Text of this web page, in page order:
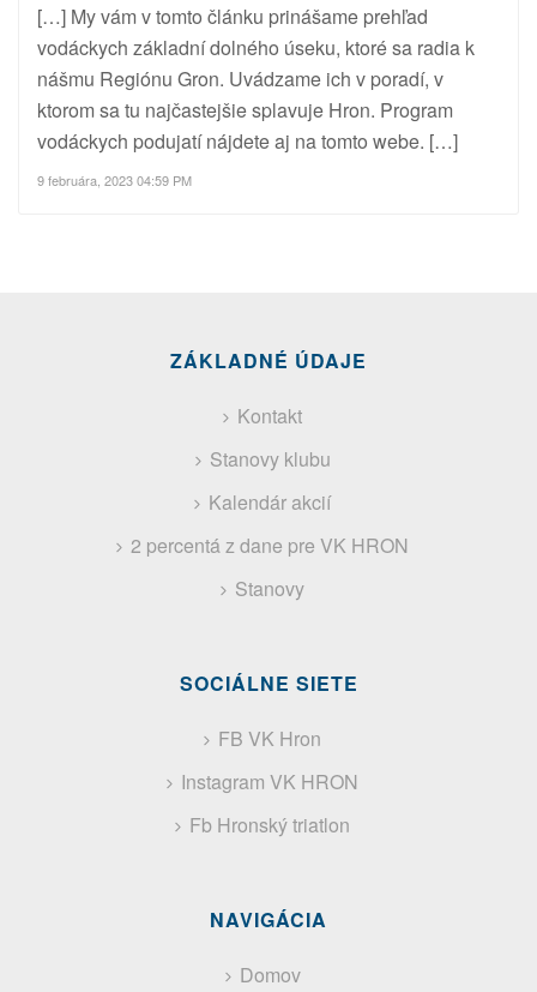
[…] My vám v tomto článku prinášame prehľad
vodáckych základní dolného úseku, ktoré sa radia k
nášmu Regiónu Gron. Uvádzame ich v poradí, v
ktorom sa tu najčastejšie splavuje Hron. Program
vodáckych podujatí nájdete aj na tomto webe. […]
9 februára, 2023 04:59 PM
ZÁKLADNÉ ÚDAJE
Kontakt
Stanovy klubu
Kalendár akcií
2 percentá z dane pre VK HRON
Stanovy
SOCIÁLNE SIETE
FB VK Hron
Instagram VK HRON
Fb Hronský triatlon
NAVIGÁCIA
Domov